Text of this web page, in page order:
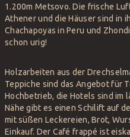
1.200m Metsovo. Die frische
Athener und die Häuser sind in
Chachapoyas in Peru und
schon urig!
Holzarbeiten aus der
Teppiche sind das Angebot für
Hochbetrieb, die Hotels sind im
Nähe gibt es einen Schilift auf
mit süßen Leckereien, Brot,
Einkauf. Der Café frappé ist